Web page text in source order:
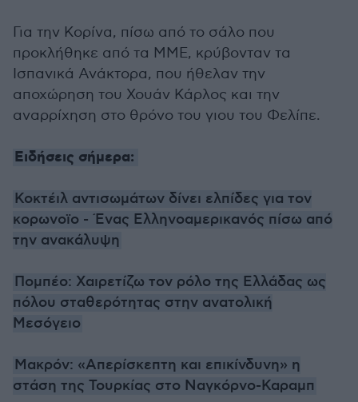
Για την Κορίνα, πίσω από το σάλο που
προκλήθηκε από τα ΜΜΕ, κρύβονταν τα
Ισπανικά Ανάκτορα, που ήθελαν την
αποχώρηση του Χουάν Κάρλος και την
αναρρίχηση στο θρόνο του γιου του Φελίπε.
Ειδήσεις σήμερα:
Κοκτέιλ αντισωμάτων δίνει ελπίδες για τον
κορωνοϊο - Ένας Ελληνοαμερικανός πίσω από
την ανακάλυψη
Πομπέο: Χαιρετίζω τον ρόλο της Ελλάδας ως
πόλου σταθερότητας στην ανατολική
Μεσόγειο
Μακρόν: «Απερίσκεπτη και επικίνδυνη» η
στάση της Τουρκίας στο Ναγκόρνο-Καραμπ